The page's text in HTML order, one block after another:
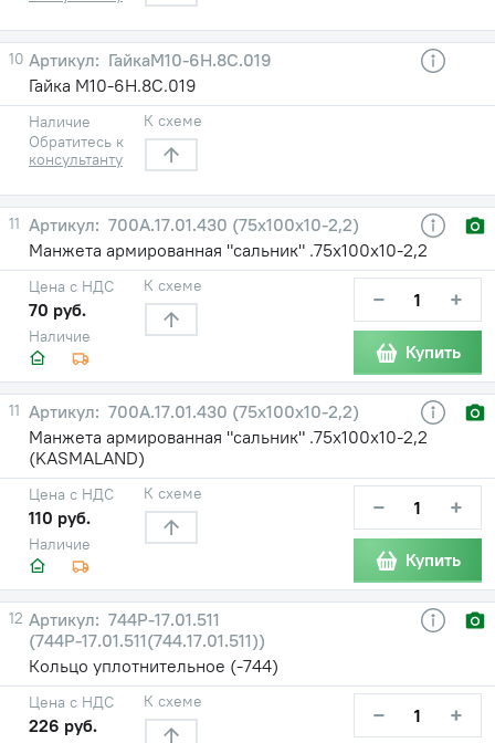
10
ГайкаМ10-6Н.8С.019
Гайка М10-6Н.8С.019
Наличие
Обратитесь к
консультанту
К схеме
11
700А.17.01.430 (75х100х10-2,2)
Манжета армированная "сальник" .75х100х10-2,2
Наличие
Цена с НДС
70 руб.
К схеме − +
Купить
11
700А.17.01.430 (75х100х10-2,2)
Манжета армированная "сальник" .75х100х10-2,2
(KASMALAND)
Наличие
Цена с НДС
110 руб.
К схеме − +
Купить
12
744Р-17.01.511
(744Р-17.01.511(744.17.01.511))
Кольцо уплотнительное (-744)
Цена с НДС
226 руб.
К схеме − +